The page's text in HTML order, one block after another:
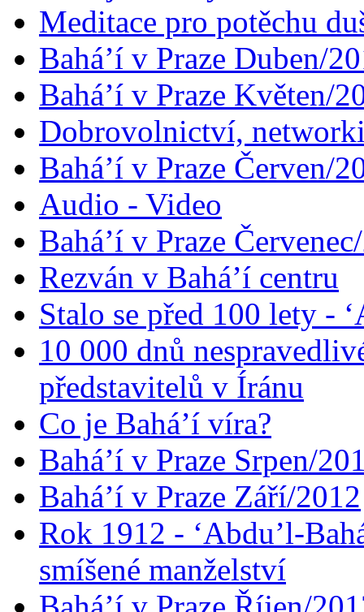
Meditace pro potěchu
Bahá’í v Praze Duben/
Bahá’í v Praze Květen/
Dobrovolnictví,
Bahá’í v Praze Červen/
Audio - Video
Bahá’í v Praze
Rezván v Bahá’í centru
Stalo se před 100 lety -
10 000 dnů
představitelů v Íránu
Co je Bahá’í víra?
Bahá’í v Praze Srpen/
Bahá’í v Praze Září/2012
Rok 1912 - ‘Abdu’l-
smíšené manželství